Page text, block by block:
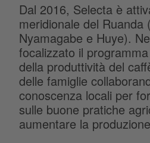
Dal 2016, Selecta è
meridionale del Ruanda
Nyamagabe e Huye).
focalizzato il
della produttività del
delle famiglie
conoscenza locali per
sulle buone pratiche
aumentare la